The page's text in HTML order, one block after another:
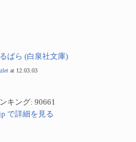
ばら (白泉社文庫)
at 12.03.03
キング: 90661
で詳細を見る